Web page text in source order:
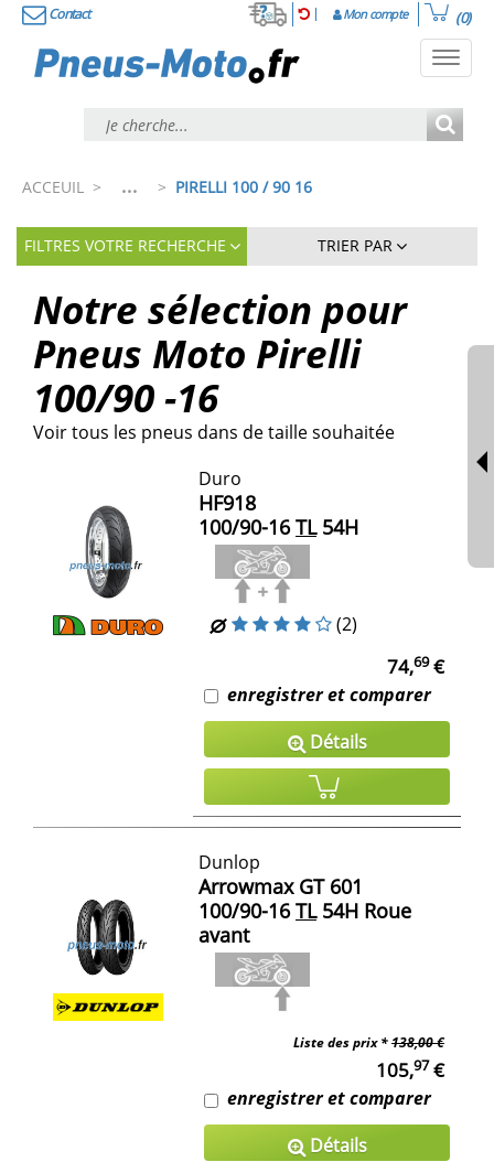
Contact Mon compte (0)
ACCEUIL > ... > PIRELLI 100 / 90 16
FILTRES VOTRE RECHERCHE TRIER PAR
Notre sélection pour
Pneus Moto Pirelli
100/90 -16
Voir tous les pneus dans de taille souhaitée
Duro
HF918
100/90-16 TL54H
(2)
74,69€
enregistrer et comparer
Détails
Dunlop
Arrowmax GT 601
100/90-16 TL54H Roue
avant
Liste des prix *138,00 €
105,97€
enregistrer et comparer
Détails